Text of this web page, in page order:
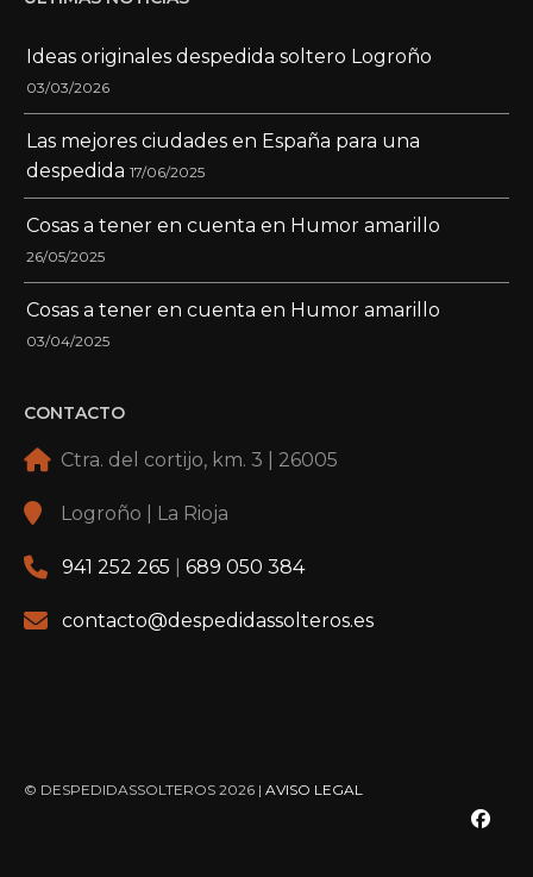
Ideas originales despedida soltero Logroño
03/03/2026
Las mejores ciudades en España para una
despedida 17/06/2025
Cosas a tener en cuenta en Humor amarillo
26/05/2025
Cosas a tener en cuenta en Humor amarillo
03/04/2025
CONTACTO
Ctra. del cortijo, km. 3 | 26005
Logroño | La Rioja
941 252 265 689 050 384
contacto@despedidassolteros.es
© DESPEDIDASSOLTEROS 2026 | AVISO LEGAL